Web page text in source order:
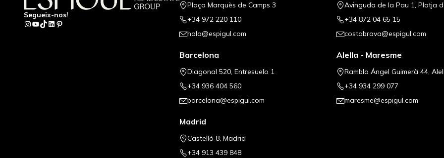
Segueix-nos!
Instagram
YouTube
TikTok
LinkedIn
Pinterest
Plaça Marquès de Camps 3
+34 972 220 110
hola@espigul.com
Avinguda de la Pau 1, Platja
+34 872 04 65 15
costabrava@espigul.com
Barcelona
Diagonal 520, Entresuelo 1
+34 936 404 560
barcelona@espigul.com
Alella - Maresme
Rambla Ángel Guimerà 44,
+34 934 299 077
maresme@espigul.com
Madrid
Castelló 8, Madrid
+34 913 439 848